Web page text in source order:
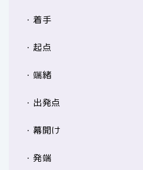
・着手
・起点
・端緒
・出発点
・幕開け
・発端